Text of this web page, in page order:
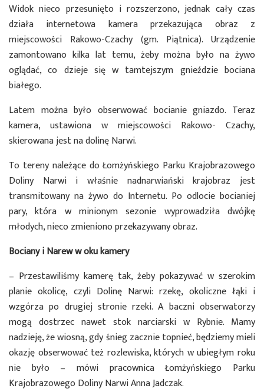
Widok nieco przesunięto i rozszerzono, jednak cały czas
działa internetowa kamera przekazująca obraz z
miejscowości Rakowo-Czachy (gm. Piątnica). Urządzenie
zamontowano kilka lat temu, żeby można było na żywo
oglądać, co dzieje się w tamtejszym gnieździe bociana
białego.
Latem można było obserwować bocianie gniazdo. Teraz
kamera, ustawiona w miejscowości Rakowo- Czachy,
skierowana jest na dolinę Narwi.
To tereny należące do Łomżyńskiego Parku Krajobrazowego
Doliny Narwi i właśnie nadnarwiański krajobraz jest
transmitowany na żywo do Internetu. Po odlocie bocianiej
pary, która w minionym sezonie wyprowadziła dwójkę
młodych, nieco zmieniono przekazywany obraz.
Bociany i Narew w oku kamery
– Przestawiliśmy kamerę tak, żeby pokazywać w szerokim
planie okolicę, czyli Dolinę Narwi: rzekę, okoliczne łąki i
wzgórza po drugiej stronie rzeki. A baczni obserwatorzy
mogą dostrzec nawet stok narciarski w Rybnie. Mamy
nadzieję, że wiosną, gdy śnieg zacznie topnieć, będziemy mieli
okazję obserwować też rozlewiska, których w ubiegłym roku
nie było – mówi pracownica Łomżyńskiego Parku
Krajobrazowego Doliny Narwi Anna Jadczak.